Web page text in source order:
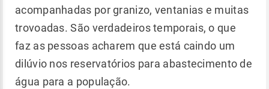
acompanhadas por granizo, ventanias e muitas
trovoadas. São verdadeiros temporais, o que
faz as pessoas acharem que está caindo um
dilúvio nos reservatórios para abastecimento de
água para a população.